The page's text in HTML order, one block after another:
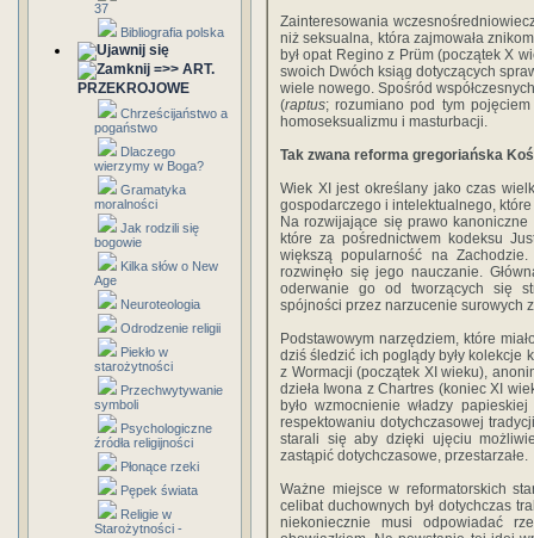
37
Bibliografia polska
=>> ART.
PRZEKROJOWE
Chrześcijaństwo a
pogaństwo
Dlaczego
wierzymy w Boga?
Gramatyka
moralności
Jak rodzili się
bogowie
Kilka słów o New
Age
Neuroteologia
Odrodzenie religii
Piekło w
starożytności
Przechwytywanie
symboli
Psychologiczne
źródła religijności
Płonące rzeki
Pępek świata
Religie w
Starożytności -
Zainteresowania
niż seksualna, która zajmowała
był opat Regino z Prüm (początek X
swoich Dwóch ksiąg dotyczących
wiele nowego. Spośród
(raptus; rozumiano pod tym
homoseksualizmu i masturbacji.
Tak zwana reforma gregoriańska
Wiek XI jest określany jako czas
gospodarczego i intelektualnego,
Na rozwijające się prawo kanoniczne
które za pośrednictwem kodeksu
większą popularność na
rozwinęło się jego nauczanie.
oderwanie go od tworzących się
spójności przez narzucenie surowych
Podstawowym narzędziem, które
dziś śledzić ich poglądy były kolekcje
z Wormacji (początek XI wieku),
dzieła Iwona z Chartres (koniec XI
było wzmocnienie władzy
respektowaniu dotychczasowej
starali się aby dzięki ujęciu
zastąpić dotychczasowe, przestarzałe.
Ważne miejsce w reformatorskich
celibat duchownych był dotychczas
niekoniecznie musi odpowiadać